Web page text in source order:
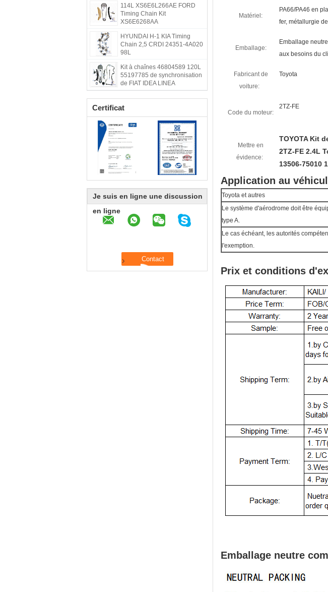
114L XS6E6L266AE FORD
Timing Chain Kit
XS6E6268AA
HYUNDAI H-1 KIA Timing
Chain 2,5 CRDI 24351-4A020
98L
Kit à chaînes 46804589 120L
55197785 de synchronisation
de FIAT IDEA LINEA
Certificat
Je suis en ligne une discussion
en ligne
Matériel:
PA66/PA46 en
fer, métallurgie
Emballage:
Emballage
aux besoins du
Fabricant de
voiture:
Toyota
Code du moteur:
2TZ-FE
Mettre en
évidence:
TOYOTA Kit
2TZ-FE 2.4L
13506-75010
Application au
Toyota et autres
Le système d'aérodrome doit être
type A.
Le cas échéant, les autorités
l'exemption.
Prix et conditions
Emballage neutre